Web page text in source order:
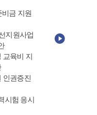
금 지원
지원사업
교육비 지
인권증진
시험 응시